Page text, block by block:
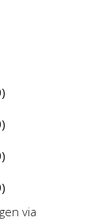
via